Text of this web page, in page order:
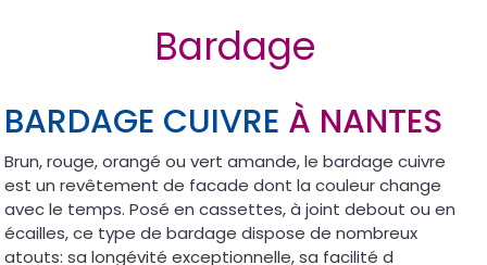
Bardage
BARDAGE CUIVRE À NANTES
Brun, rouge, orangé ou vert amande, le bardage cuivre
est un revêtement de facade dont la couleur change
avec le temps. Posé en cassettes, à joint debout ou en
écailles, ce type de bardage dispose de nombreux
atouts: sa longévité exceptionnelle, sa facilité d